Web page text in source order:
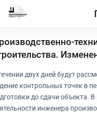
двух дней будут
контрольных точек в
до сдачи объекта.
инженера